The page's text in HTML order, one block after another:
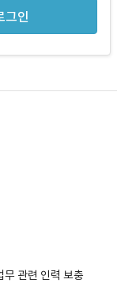
그인
관련 인력 보충